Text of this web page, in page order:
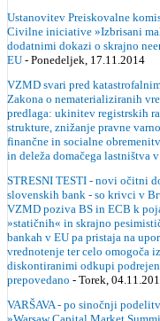
Ustanovitev Preiskovalne
Civilne iniciative »Izbrisani
dodatnimi dokazi o skrajno
EU - Ponedeljek, 17.11.2014
VZMD svari pred
Zakona o nematerializiranih
predlaga: ukinitev registrskih
strukture, znižanje pravne
finančne in socialne
in deleža domačega lastništva
STRESNI TESTI - novi očitni
slovenskih bank - so krivci v
VZMD poziva BS in ECB k
»statičnih« in skrajno
bankah v EU pa pristaja na
vrednotenje ter celo omogoča
diskontiranimi odkupi
prepovedano - Torek,
VARŠAVA - po sinočnji